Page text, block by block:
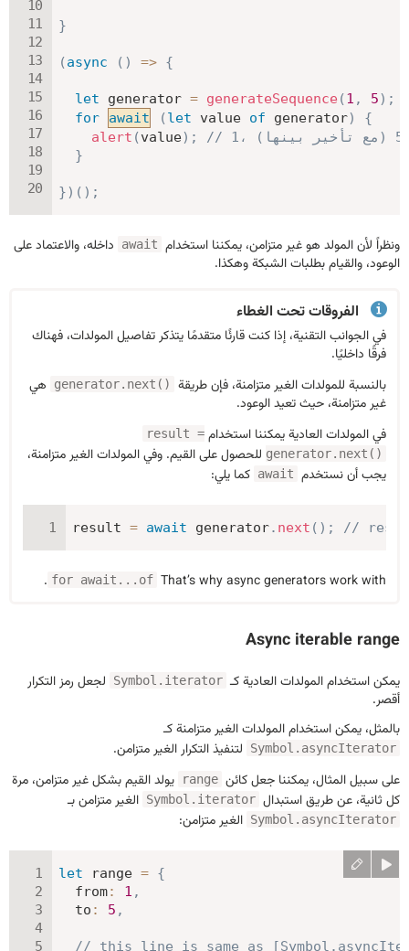
}
(async ( ) => {
let generator = generateSequence (1 , 5) ;
for
await (let value of generator)
{
alert (value) ;
}
}) ( ) ;
ونظراً لأن المولد هو غير متزامن، يمكننا استخدام await
داخله، والاعتماد على
الوعود، والقيام بطلبات الشبكة وهكذا.
الفروقات تحت الغطاء
في الجوانب التقنية، إذا كنت قارئًا متقدمًا يتذكر تفاصيل المولدات، فهناك
فرقًا داخليًا.
بالنسبة للمولدات الغير متزامنة، فإن طريقة
generator.next()
هي
غير متزامنة، حيث تعيد الوعود.
في المولدات العادية يمكننا استخدام result =
generator.next() للحصول على القيم. وفي المولدات الغير متزامنة،
يجب أن نستخدم await كما يلي:
result = await generator. next ( ) ; //
That’s why async generators work with
for await...of
.
Async iterable range
يمكن استخدام المولدات العادية كـ Symbol.iterator
لجعل رمز التكرار
أقصر.
بالمثل، يمكن استخدام المولدات الغير متزامنة كـ
Symbol.asyncIterator
لتنفيذ التكرار الغير متزامن.
على سبيل المثال، يمكننا جعل كائن range
يولد القيم بشكل غير متزامن، مرة
كل ثانية، عن طريق استبدال Symbol.iterator الغير متزامن بـ
Symbol.asyncIterator الغير متزامن:
let range = {
from: 1 ,
to : 5 ,
// this line is same as